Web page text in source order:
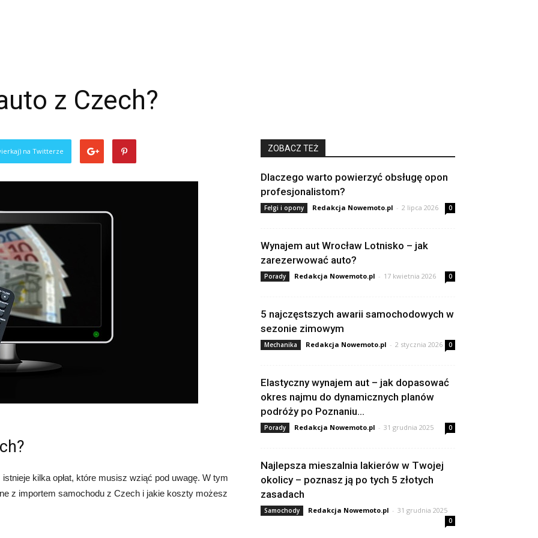
z Czech?
na Twitterze
kilka opłat, które musisz wziąć pod uwagę. W tym
z importem samochodu z Czech i jakie koszty możesz
ZOBACZ TEŻ
Dlaczego warto powierzyć obsługę opon
profesjonalistom?
Felgi i opony Redakcja Nowemoto.pl - 2 lipca 2026 0
Wynajem aut Wrocław Lotnisko – jak
zarezerwować auto?
Porady Redakcja Nowemoto.pl - 17 kwietnia 2026 0
5 najczęstszych awarii samochodowych w
sezonie zimowym
Mechanika Redakcja Nowemoto.pl - 2 stycznia 2026 0
Elastyczny wynajem aut – jak dopasować
okres najmu do dynamicznych planów
podróży po Poznaniu...
Porady Redakcja Nowemoto.pl - 31 grudnia 2025 0
Najlepsza mieszalnia lakierów w Twojej
okolicy – poznasz ją po tych 5 złotych
zasadach
Samochody Redakcja Nowemoto.pl - 31 grudnia 2025
0